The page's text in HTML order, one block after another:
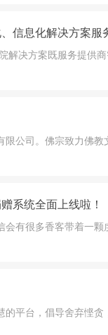
信息化解决方案服
解决方案既服务提供
限公司。佛宗致力佛
系统全面上线啦！
会有很多香客带着一
的平台，倡导舍弃悭